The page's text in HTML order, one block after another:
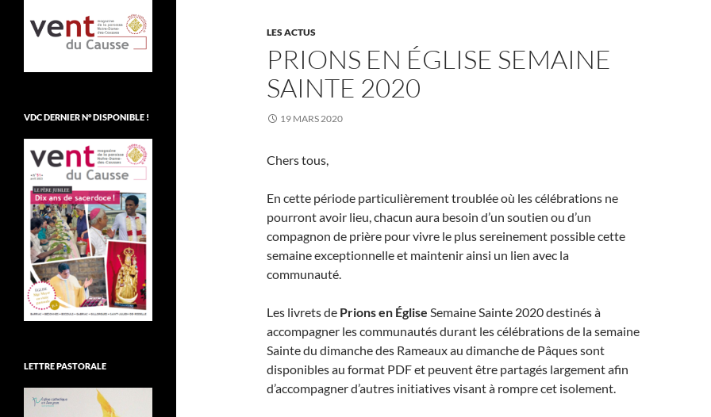
LES ACTUS
PRIONS EN ÉGLISE SEMAINE
SAINTE 2020
19 MARS 2020
Chers tous,
En cette période particulièrement troublée où les célébrations ne
pourront avoir lieu, chacun aura besoin d’un soutien ou d’un
compagnon de prière pour vivre le plus sereinement possible cette
semaine exceptionnelle et maintenir ainsi un lien avec la
communauté.
Les livrets de Prions en Église Semaine Sainte 2020 destinés à
accompagner les communautés durant les célébrations de la semaine
Sainte du dimanche des Rameaux au dimanche de Pâques sont
disponibles au format PDF et peuvent être partagés largement afin
d’accompagner d’autres initiatives visant à rompre cet isolement.
VDC DERNIER N° DISPONIBLE !
LETTRE PASTORALE